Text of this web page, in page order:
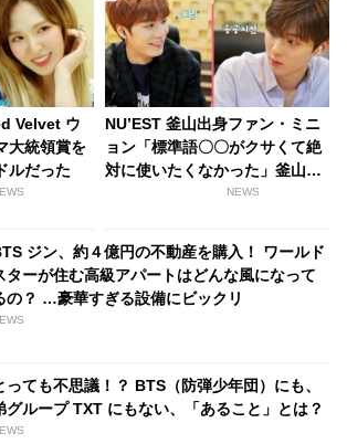
Velvet ウ
大統領賞を
ルだった
NU’EST 釜山出身ファン・ミニ
ョン「標準語〇〇がクサくて絶
対に使いたくなかった」釜山出
身ならみんな知ってる「鳥肌必
NEWS
ジン、約４億円の不動産を購入！ ワールド
ターが住む高級アパートはどんな風になって
の？ …豪華すぎる設備にビックリ
っても不思議！？ BTS（防弾少年団）にも、
グループ TXT にもない、「あること」とは？